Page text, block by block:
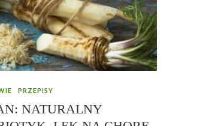
PRZEPISY
NATURALNY